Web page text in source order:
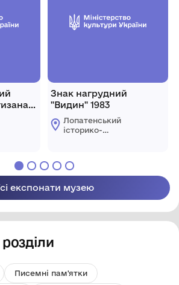
Знак нагрудний
"Видин" 1983
Лопатенський
історико-
експонати музею
Писемні пам'ятки